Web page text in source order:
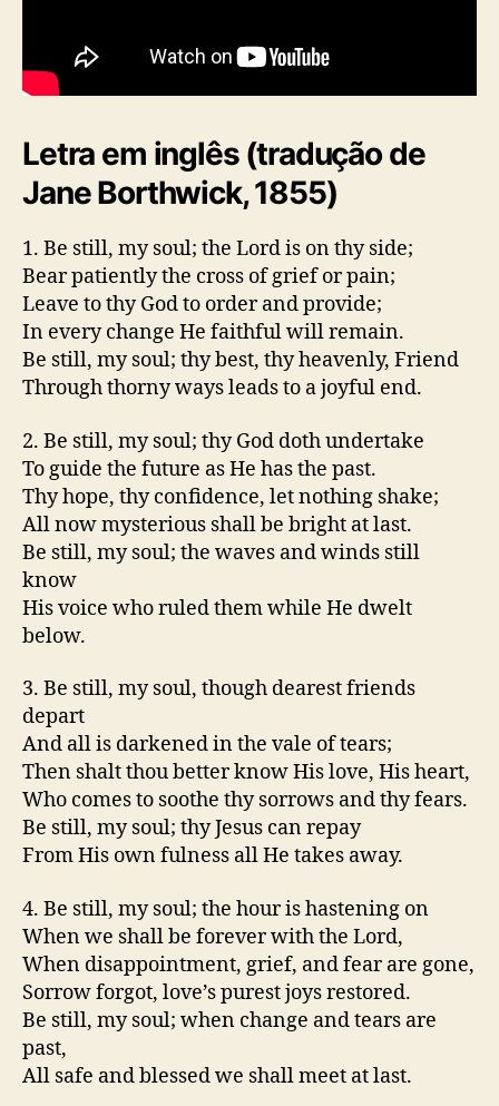
Letra em inglês (tradução de
Jane Borthwick, 1855)
1. Be still, my soul; the Lord is on thy side;
Bear patiently the cross of grief or pain;
Leave to thy God to order and provide;
In every change He faithful will remain.
Be still, my soul; thy best, thy heavenly, Friend
Through thorny ways leads to a joyful end.
2. Be still, my soul; thy God doth undertake
To guide the future as He has the past.
Thy hope, thy confidence, let nothing shake;
All now mysterious shall be bright at last.
Be still, my soul; the waves and winds still
know
His voice who ruled them while He dwelt
below.
3. Be still, my soul, though dearest friends
depart
And all is darkened in the vale of tears;
Then shalt thou better know His love, His heart,
Who comes to soothe thy sorrows and thy fears.
Be still, my soul; thy Jesus can repay
From His own fulness all He takes away.
4. Be still, my soul; the hour is hastening on
When we shall be forever with the Lord,
When disappointment, grief, and fear are gone,
Sorrow forgot, love’s purest joys restored.
Be still, my soul; when change and tears are
past,
All safe and blessed we shall meet at last.